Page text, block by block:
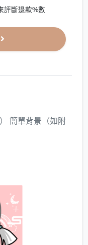
評斷退款%數
簡單背景（如附